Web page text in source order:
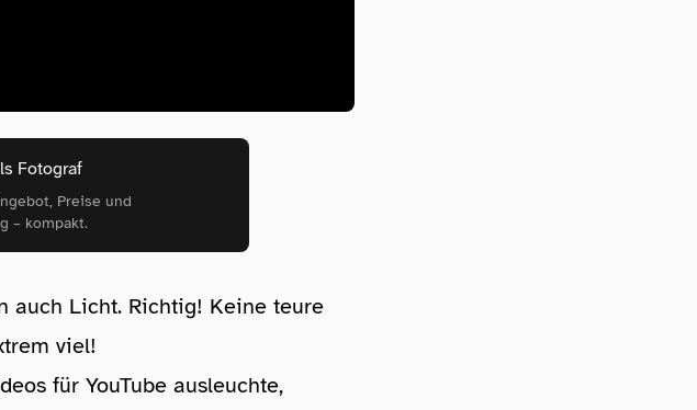
Fotograf
Preise und
– kompakt.
auch Licht. Richtig! Keine teure
viel!
für YouTube ausleuchte,